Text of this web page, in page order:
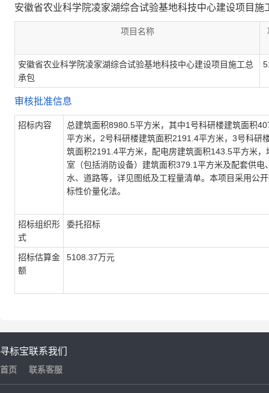
安徽省农业科学院凌家湖综合试验基地科技中心建设项目施
项目名称
安徽省农业科学院凌家湖综合试验基地科技中心建设项目施工总
承包
审核批准信息
招标内容
总建筑面积8980.5平方米，其中1号科研楼建筑面积
平方米，2号科研楼建筑面积2191.4平方米，3号科研
筑面积2191.4平方米，配电房建筑面积143.5平方米，
室（包括消防设备）建筑面积379.1平方米及配套供电
水、道路等，详见图纸及工程量清单。本项目采用公
标性价量化法。
招标组织形
式
委托招标
招标估算金
额
5108.37万元
寻标宝
首页
联系我们
联系客服